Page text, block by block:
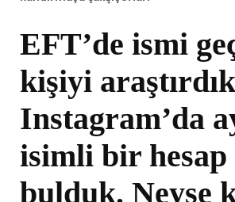
EFT’de ismi
kişiyi
Instagram’da
isimli bir hesap
bulduk. Neyse